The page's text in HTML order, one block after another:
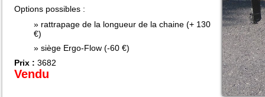
Options possibles :
rattrapage de la longueur de la chaine (+ 130
€)
siège Ergo-Flow (-60 €)
Prix : 3682
Vendu